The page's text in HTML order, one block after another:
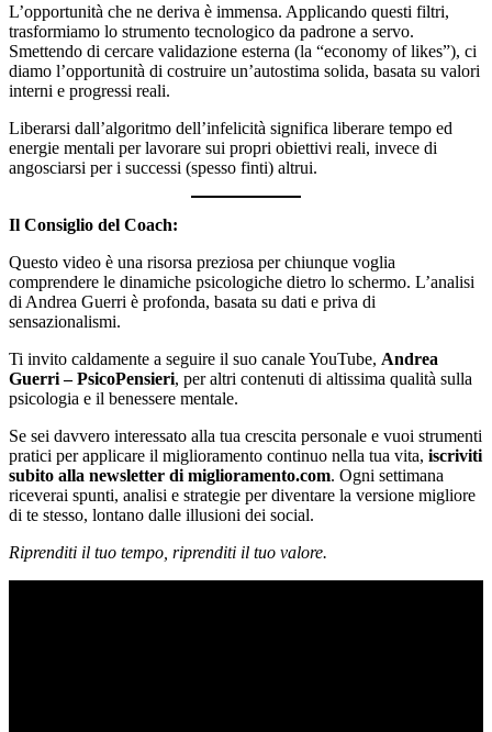
L’opportunità che ne deriva è immensa. Applicando questi filtri,
trasformiamo lo strumento tecnologico da padrone a servo.
Smettendo di cercare validazione esterna (la “economy of likes”), ci
diamo l’opportunità di costruire un’autostima solida, basata su valori
interni e progressi reali.
Liberarsi dall’algoritmo dell’infelicità significa liberare tempo ed
energie mentali per lavorare sui propri obiettivi reali, invece di
angosciarsi per i successi (spesso finti) altrui.
Il Consiglio del Coach:
Questo video è una risorsa preziosa per chiunque voglia
comprendere le dinamiche psicologiche dietro lo schermo. L’analisi
di Andrea Guerri è profonda, basata su dati e priva di
sensazionalismi.
Ti invito caldamente a seguire il suo canale YouTube, Andrea
Guerri – PsicoPensieri, per altri contenuti di altissima qualità sulla
psicologia e il benessere mentale.
Se sei davvero interessato alla tua crescita personale e vuoi strumenti
pratici per applicare il miglioramento continuo nella tua vita, iscriviti
subito alla newsletter di miglioramento.com. Ogni settimana
riceverai spunti, analisi e strategie per diventare la versione migliore
di te stesso, lontano dalle illusioni dei social.
Riprenditi il tuo tempo, riprenditi il tuo valore.